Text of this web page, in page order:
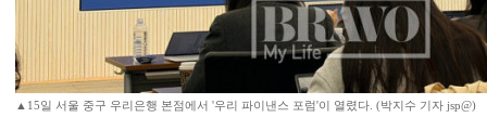
▲15일 서울 중구 우리은행 본점에서 '우리 파이낸스 포럼'이 열렸다. (박지수 기자 jsp@)